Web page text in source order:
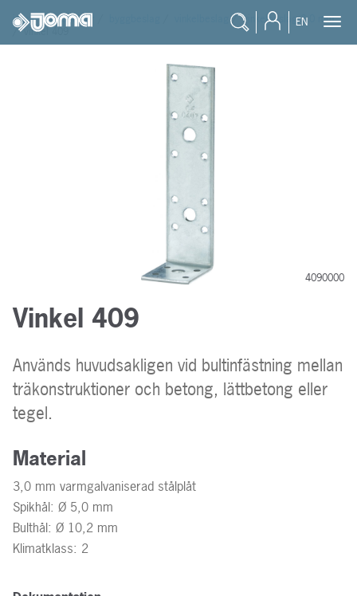
EN
joma / produkter / vinkelbeslag 3,0 mm
/ vinkel 409
4090000
Vinkel 409
Används huvudsakligen vid bultinfästning mellan
träkonstruktioner och betong, lättbetong eller
tegel.
Material
3,0 mm varmgalvaniserad stålplåt
Spikhål: Ø 5,0 mm
Bulthål: Ø 10,2 mm
Klimatklass: 2